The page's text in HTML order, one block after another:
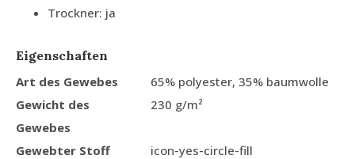
Trockner: ja
Eigenschaften
Art des Gewebes
65% polyester, 35% baumwolle
Gewicht des
Gewebes
230 g/m²
Gewebter Stoff
icon-yes-circle-fill